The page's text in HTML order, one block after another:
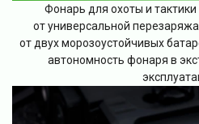
Фонарь для охоты и
от универсальной
от двух морозоустойчивых
автономность фонаря в